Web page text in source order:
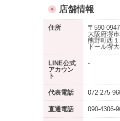
店舗情報
住所
〒590-0947
大阪府堺
熊野町西
ドール堺
LINE公式
アカウン
ト
-
代表電話 072-275-
直通電話 090-4306-